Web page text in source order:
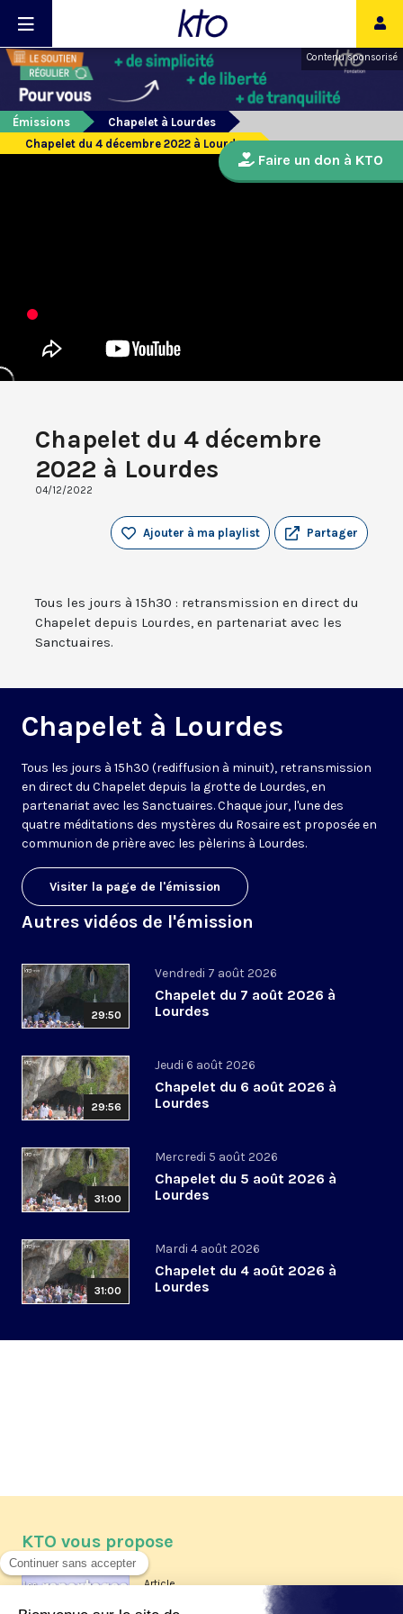
Contenu sponsorisé
Émissions
Chapelet à Lourdes
Chapelet du 4 décembre 2022 à Lourdes
Chapelet du 4 décembre
2022 à Lourdes
04/12/2022
Partager
Ajouter à ma playlist
Tous les jours à 15h30 : retransmission en direct du
Chapelet depuis Lourdes, en partenariat avec les
Sanctuaires.
Chapelet à Lourdes
Tous les jours à 15h30 (rediffusion à minuit), retransmission
en direct du Chapelet depuis la grotte de Lourdes, en
partenariat avec les Sanctuaires. Chaque jour, l'une des
quatre méditations des mystères du Rosaire est proposée en
communion de prière avec les pèlerins à Lourdes.
Visiter la page de l'émission
Autres vidéos de l'émission
29:50
Vendredi 7 août 2026
Chapelet du 7 août 2026 à
Lourdes
29:56
Jeudi 6 août 2026
Chapelet du 6 août 2026 à
Lourdes
31:00
Mercredi 5 août 2026
Chapelet du 5 août 2026 à
Lourdes
31:00
Mardi 4 août 2026
Chapelet du 4 août 2026 à
Lourdes
Faire un don à KTO
KTO vous propose
Article
Les reportages d'été 2026 de KTO